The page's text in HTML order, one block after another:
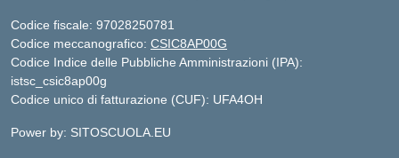
Codice fiscale: 97028250781
Codice meccanografico: CSIC8AP00G
Codice Indice delle Pubbliche Amministrazioni (IPA):
istsc_csic8ap00g
Codice unico di fatturazione (CUF): UFA4OH
Power by: SITOSCUOLA.EU